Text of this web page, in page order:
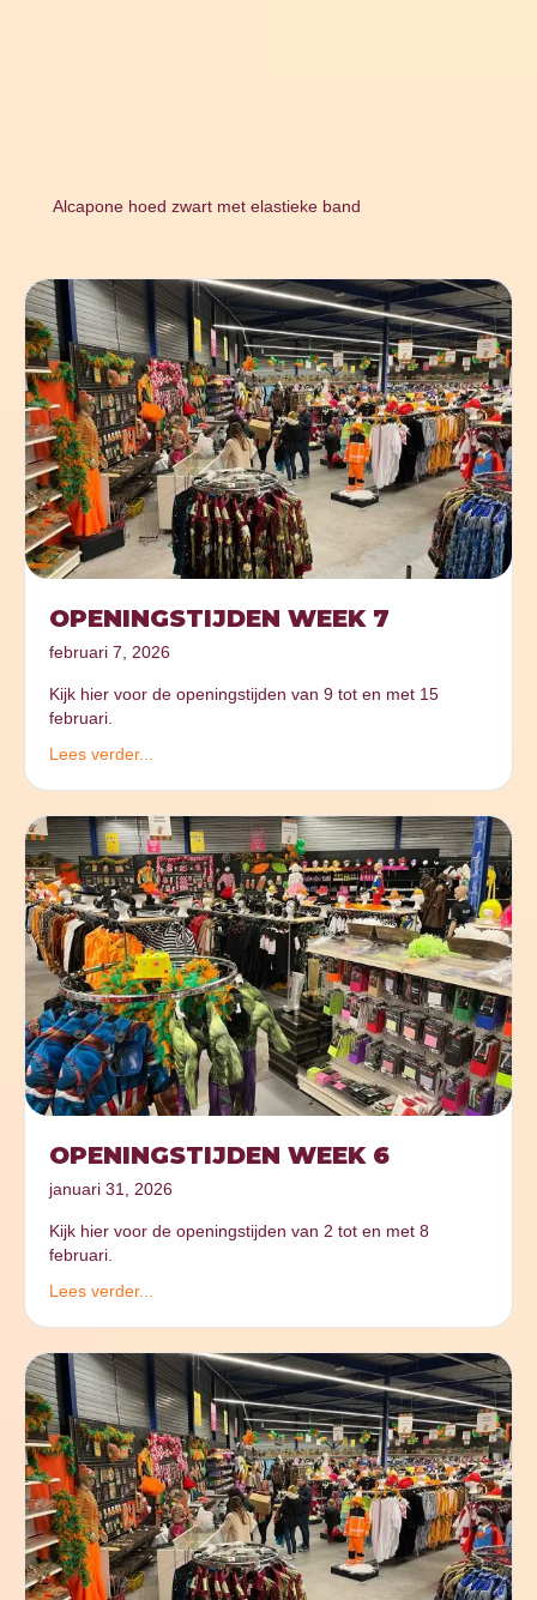
Alcapone hoed zwart met elastieke band
OPENINGSTIJDEN WEEK 7
februari 7, 2026
Kijk hier voor de openingstijden van 9 tot en met 15
februari.
Lees verder...
OPENINGSTIJDEN WEEK 6
januari 31, 2026
Kijk hier voor de openingstijden van 2 tot en met 8
februari.
Lees verder...